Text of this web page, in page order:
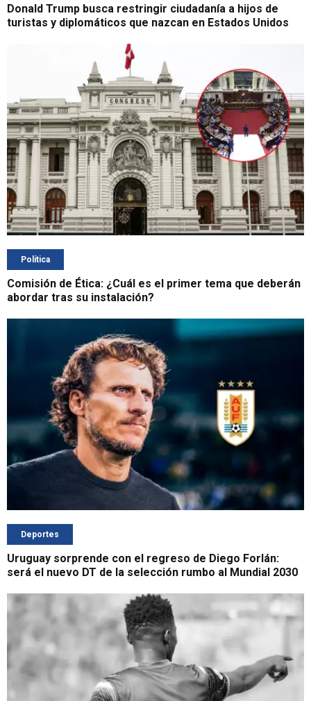
Donald Trump busca restringir ciudadanía a hijos de
turistas y diplomáticos que nazcan en Estados Unidos
Política
Comisión de Ética: ¿Cuál es el primer tema que deberán
abordar tras su instalación?
Deportes
Uruguay sorprende con el regreso de Diego Forlán:
será el nuevo DT de la selección rumbo al Mundial 2030